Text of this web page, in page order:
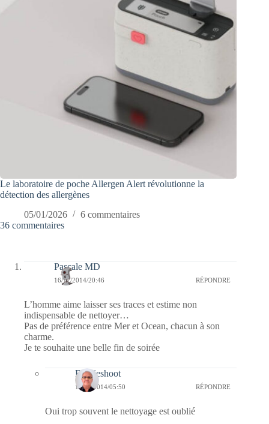
Le laboratoire de poche Allergen Alert révolutionne la
détection des allergènes
05/01/2026
6 commentaires
36 commentaires
Pascale MD
16/12/2014/20:46 RÉPONDRE
L’homme aime laisser ses traces et estime non
indispensable de nettoyer…
Pas de préférence entre Mer et Ocean, chacun à son
charme.
Je te souhaite une belle fin de soirée
Bernieshoot
17/12/2014/05:50 RÉPONDRE
Oui trop souvent le nettoyage est oublié